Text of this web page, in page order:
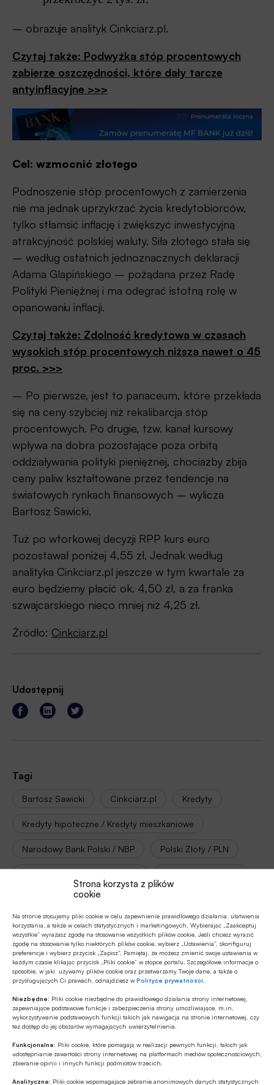
Strona korzysta z plików
cookie
Na stronie stosujemy pliki cookie w celu zapewnienie prawidłowego działania, ułatwienia
korzystania, a także w celach statystycznych i marketingowych. Wybierając „Zaakceptuj
wszystkie” wyrażasz zgodę na stosowanie wszystkich plików cookie. Jeśli chcesz wyrazić
zgodę na stosowanie tylko niektórych plików cookie, wybierz „Ustawienia”, skonfiguruj
preferencje i wybierz przycisk „Zapisz”. Pamiętaj, że możesz zmienić swoje ustawienia w
każdym czasie klikając przycisk „Pliki cookie” w stopce portalu. Szczegółowe informacje o
sposobie, w jaki używamy plików cookie oraz przetwarzamy Twoje dane, a także o
przysługujących Ci prawach, odnajdziesz wPolityce prywatności
Niezbędne: Pliki cookie niezbędne do prawidłowego działania strony internetowej,
zapewniające podstawowe funkcje i zabezpieczenia strony umożliwiające, m.in.
wykorzystywanie podstawowych funkcji takich jak nawigacja na stronie internetowej, czy
tez dostęp do jej obszarów wymagających uwierzytelnienia.
Funkcjonalne: Pliki cookie, które pomagają w realizacji pewnych funkcji, takich jak
udostępnianie zawartości strony internetowej na platformach mediów społecznościowych,
zbieranie opinii i innych funkcji podmiotów trzecich.
Analityczne: Pliki cookie wspomagające zebranie anonimowych danych statystycznych
– obrazuje analityk Cinkciarz.pl.
Czytaj także: Podwyżka stóp procentowych
zabierze oszczędności, które dały tarcze
antyinflacyjne >>>
Cel: wzmocnić złotego
Podnoszenie stóp procentowych z zamierzenia
nie ma jednak uprzykrzać życia kredytobiorców,
tylko stłamsić inflację i zwiększyć inwestycyjną
atrakcyjność polskiej waluty. Siła złotego stała się
– według ostatnich jednoznacznych deklaracji
Adama Glapińskiego – pożądana przez Radę
Polityki Pieniężnej i ma odegrać istotną rolę w
opanowaniu inflacji.
Czytaj także: Zdolność kredytowa w czasach
wysokich stóp procentowych niższa nawet o 45
proc. >>>
– Po pierwsze, jest to panaceum, które przekłada
się na ceny szybciej niż rekalibarcja stóp
procentowych. Po drugie, tzw. kanał kursowy
wpływa na dobra pozostające poza orbitą
oddziaływania polityki pieniężnej, chociażby zbija
ceny paliw kształtowane przez tendencje na
światowych rynkach finansowych – wylicza
Bartosz Sawicki.
Tuż po wtorkowej decyzji RPP kurs euro
pozostawał poniżej 4,55 zł. Jednak według
analityka Cinkciarz.pl jeszcze w tym kwartale za
euro będziemy płacić ok. 4,50 zł, a za franka
szwajcarskiego nieco mniej niż 4,25 zł.
Źródło: Cinkciarz.pl
Udostępnij
Tagi
Bartosz Sawicki Cinkciarz.pl Kredyty
Kredyty hipoteczne / Kredyty mieszkaniowe
Narodowy Bank Polski / NBP Polski Złoty / PLN
Autor
Bartosz Sawicki
Cinkciarz.pl
Polecamy